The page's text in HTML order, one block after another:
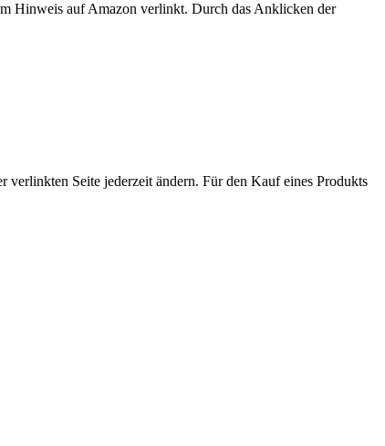
Hinweis auf Amazon verlinkt. Durch das Anklicken der
verlinkten Seite jederzeit ändern. Für den Kauf eines Produkts